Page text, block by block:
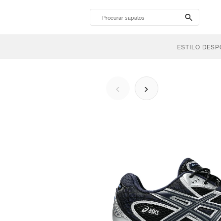
search-
btn
ESTILO